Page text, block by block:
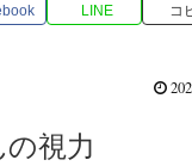
LINE コ
視力